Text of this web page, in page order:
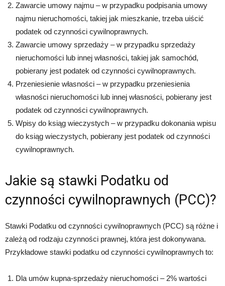
Zawarcie umowy najmu – w przypadku podpisania umowy
najmu nieruchomości, takiej jak mieszkanie, trzeba uiścić
podatek od czynności cywilnoprawnych.
Zawarcie umowy sprzedaży – w przypadku sprzedaży
nieruchomości lub innej własności, takiej jak samochód,
pobierany jest podatek od czynności cywilnoprawnych.
Przeniesienie własności – w przypadku przeniesienia
własności nieruchomości lub innej własności, pobierany jest
podatek od czynności cywilnoprawnych.
Wpisy do ksiąg wieczystych – w przypadku dokonania wpisu
do ksiąg wieczystych, pobierany jest podatek od czynności
cywilnoprawnych.
Jakie są stawki Podatku od
czynności cywilnoprawnych (PCC)?
Stawki Podatku od czynności cywilnoprawnych (PCC) są różne i
zależą od rodzaju czynności prawnej, która jest dokonywana.
Przykładowe stawki podatku od czynności cywilnoprawnych to:
Dla umów kupna-sprzedaży nieruchomości – 2% wartości